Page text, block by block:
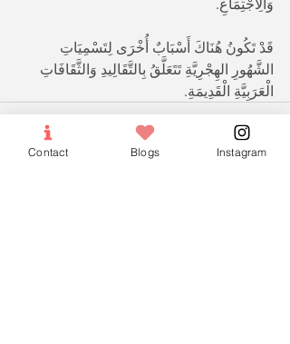
قَدْ تَكُونُ هُنَاكَ أَسْبَابٌ أُخْرَى لِتَسْمِيَاتِ
الشَّهُورِ الهِجْرِيَّةِ تَتَعَلَّقُ بِالتَّقَالِيدِ وَالثَّقَافَاتِ
الْعَرَبِيَّةِ الْقَدِيمَةِ.
Contact Blogs Instagram